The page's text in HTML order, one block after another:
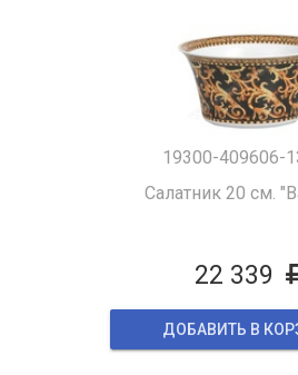
19300-409606-
Салатник 20 см.
22 339
ДОБАВИТЬ В